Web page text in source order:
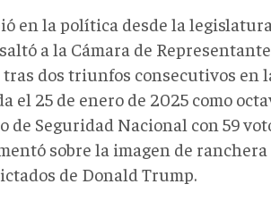
en la política desde la
a la Cámara de
tras dos triunfos consecutivos en
el 25 de enero de 2025 como
de Seguridad Nacional con 59
sobre la imagen de
de Donald Trump.